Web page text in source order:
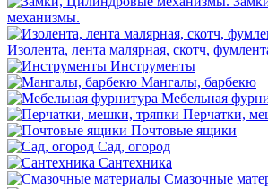
механизмы.
Изолента, лента малярная, скотч,
Инструменты
Мангалы, барбекю
Мебельная
Перчатки,
Почтовые ящики
Сад, огород
Сантехника
Смазочные